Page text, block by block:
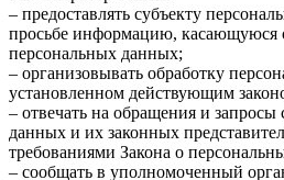
– предоставлять субъекту
просьбе информацию, касающуюся
персональных данных;
– организовывать обработку
установленном действующим
– отвечать на обращения и запросы
данных и их законных
требованиями Закона о
– сообщать в уполномоченный